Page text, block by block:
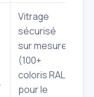
Vitrage
sécurisé
sur mesure
(100+
coloris RAL
pour le